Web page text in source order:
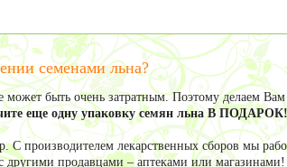
семенами льна?
быть очень затратным. Поэтому делаем
еще одну упаковку семян льна В ПОДАРОК!
производителем лекарственных сборов мы
другими продавцами – аптеками или магазинами!